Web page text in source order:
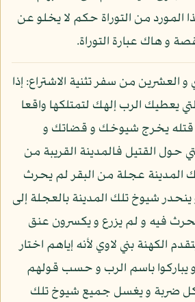
المورد من التوراة حكم لا يخلو عن
و هاك عبارة التوراة.
العشرين من سفر تثنية الاشتراع: إذا
يعطيك الرب إلهك لتمتلكها واقعا
قتله يخرج شيوخك و قضاتك و
حول القتيل فالمدينة القريبة من
المدينة عجلة من البقر لم يحرث
ينحدر شيوخ تلك المدينة بالعجلة إلى
يحرث فيه و لم يزرع و يكسرون عنق
الكهنة بني لاوي لأنه إياهم اختار
يباركوا باسم الرب و حسب قولهم
ضربة و يغسل جميع شيوخ تلك